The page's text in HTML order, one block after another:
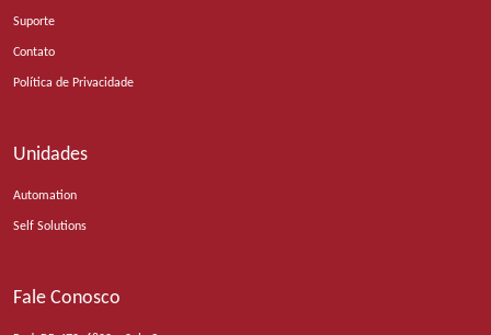
Suporte
Contato
Política de Privacidade
Unidades
Automation
Self Solutions
Fale Conosco